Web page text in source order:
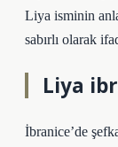
Liya isminin
sabırlı olarak
Liya
İbranice’de